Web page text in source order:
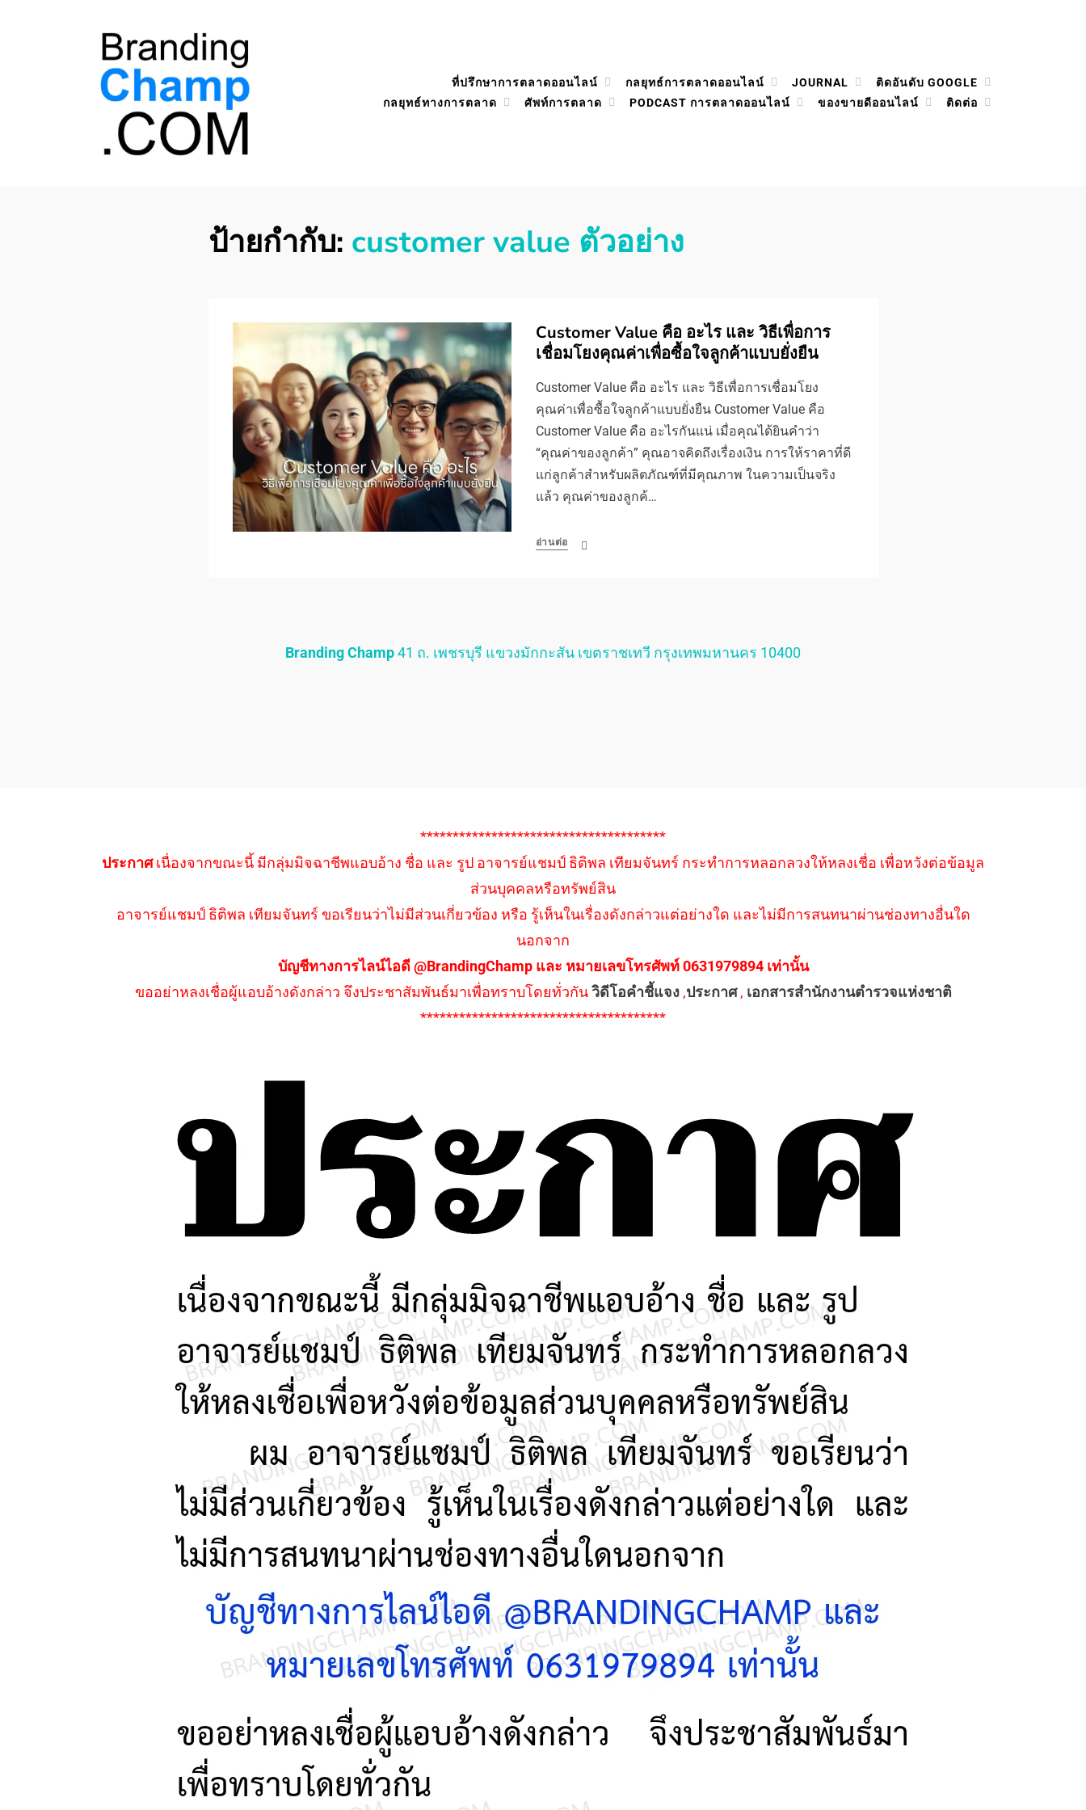
ที่ปรึกษาการตลาดออนไลน์ กลยุทธ์การตลาดออนไลน์ JOURNAL
ติดอันดับ GOOGLE
กลยุทธ์ทางการตลาด
ศัพท์การตลาด PODCAST การตลาดออนไลน์ ของขายดีออนไลน์ ติดต่อ
ป้ายกำกับ: customer value ตัวอย่าง
Customer Value คือ อะไร และ วิธีเพื่อการ
เชื่อมโยงคุณค่าเพื่อซื้อใจลูกค้าแบบยั่งยืน
Customer Value คือ อะไร และ วิธีเพื่อการเชื่อมโยง
คุณค่าเพื่อซื้อใจลูกค้าแบบยั่งยืน Customer Value คือ
Customer Value คือ อะไรกันแน่ เมื่อคุณได้ยินคำว่า
“คุณค่าของลูกค้า” คุณอาจคิดถึงเรื่องเงิน การให้ราคาที่ดี
แก่ลูกค้าสำหรับผลิตภัณฑ์ที่มีคุณภาพ ในความเป็นจริง
แล้ว คุณค่าของลูกค้…
อ่านต่อ
Branding Champ41 ถ. เพชรบุรี แขวงมักกะสัน เขตราชเทวี กรุงเทพมหานคร 10400
**************************************
ประกาศเนื่องจากขณะนี้ มีกลุ่มมิจฉาชีพแอบอ้าง ชื่อ และ รูป อาจารย์แชมป์ ธิติพล เทียมจันทร์ กระทำการหลอกลวงให้หลงเชื่อ เพื่อหวังต่อข้อมูล
ส่วนบุคคลหรือทรัพย์สิน
อาจารย์แชมป์ ธิติพล เทียมจันทร์ ขอเรียนว่าไม่มีส่วนเกี่ยวข้อง หรือ รู้เห็นในเรื่องดังกล่าวแต่อย่างใด และไม่มีการสนทนาผ่านช่องทางอื่นใด
นอกจาก
บัญชีทางการไลน์ไอดี @BrandingChamp และ หมายเลขโทรศัพท์ 0631979894 เท่านั้น
ขออย่าหลงเชื่อผู้แอบอ้างดังกล่าว จึงประชาสัมพันธ์มาเพื่อทราบโดยทั่วกันวิดีโอคำชี้แจง,ประกาศ, เอกสารสำนักงานตำรวจแห่งชาติ
**************************************